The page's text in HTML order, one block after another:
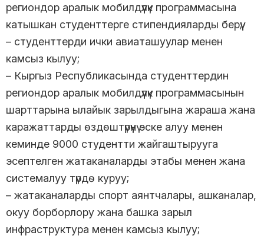
региондор аралык мобилдүүлүк программасына
катышкан студенттерге стипендияларды берүү;
– студенттерди ички авиаташуулар менен
камсыз кылуу;
– Кыргыз Республикасында студенттердин
региондор аралык мобилдүүлүк программасынын
шарттарына ылайык зарылдыгына жараша жана
каражаттарды өздөштүрүүнү эске алуу менен
кеминде 9000 студентти жайгаштырууга
эсептелген жатаканаларды этабы менен жана
системалуу түрдө куруу;
– жатаканаларды спорт аянтчалары, ашканалар,
окуу борборлору жана башка зарыл
инфраструктура менен камсыз кылуу;